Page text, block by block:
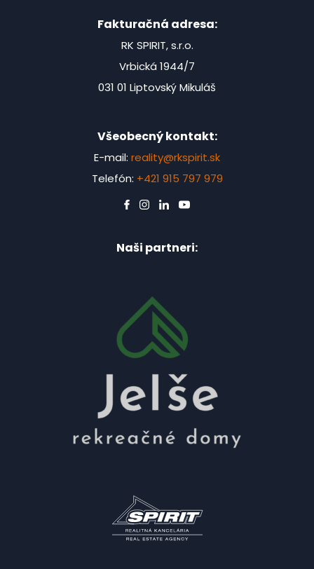
Fakturačná adresa:
RK SPIRIT, s.r.o.
Vrbická 1944/7
031 01 Liptovský Mikuláš
Všeobecný kontakt:
E-mail: reality@rkspirit.sk
Telefón: +421 915 797 979
Naši partneri: